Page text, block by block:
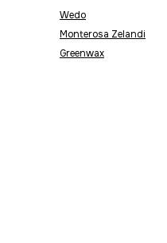
Wedo
Monterosa Zelandi
Greenwax